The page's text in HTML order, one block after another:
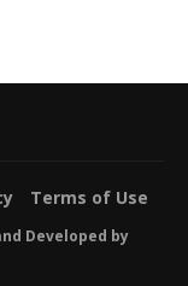
Terms of Use
Developed by